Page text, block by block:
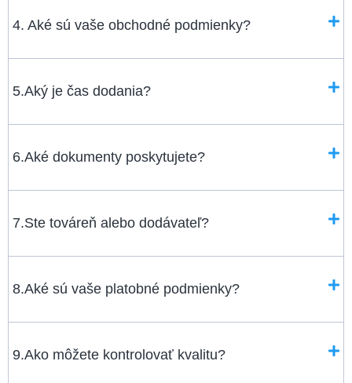
4. Aké sú vaše obchodné podmienky?
5.Aký je čas dodania?
6.Aké dokumenty poskytujete?
7.Ste továreň alebo dodávateľ?
8.Aké sú vaše platobné podmienky?
9.Ako môžete kontrolovať kvalitu?